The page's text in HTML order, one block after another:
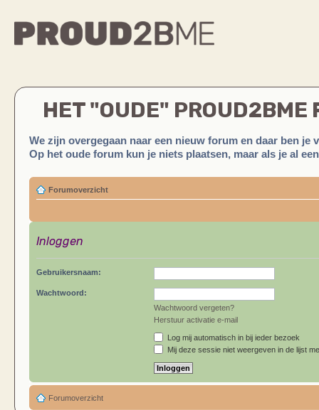
HET "OUDE" PROUD2BME
We zijn overgegaan naar een nieuw forum en daar ben je
Op het oude forum kun je niets plaatsen, maar als je al
Forumoverzicht
Inloggen
Gebruikersnaam:
Wachtwoord:
Wachtwoord vergeten?
Herstuur activatie e-mail
Log mij automatisch in bij ieder bezoek
Mij deze sessie niet weergeven in de lijst
Forumoverzicht